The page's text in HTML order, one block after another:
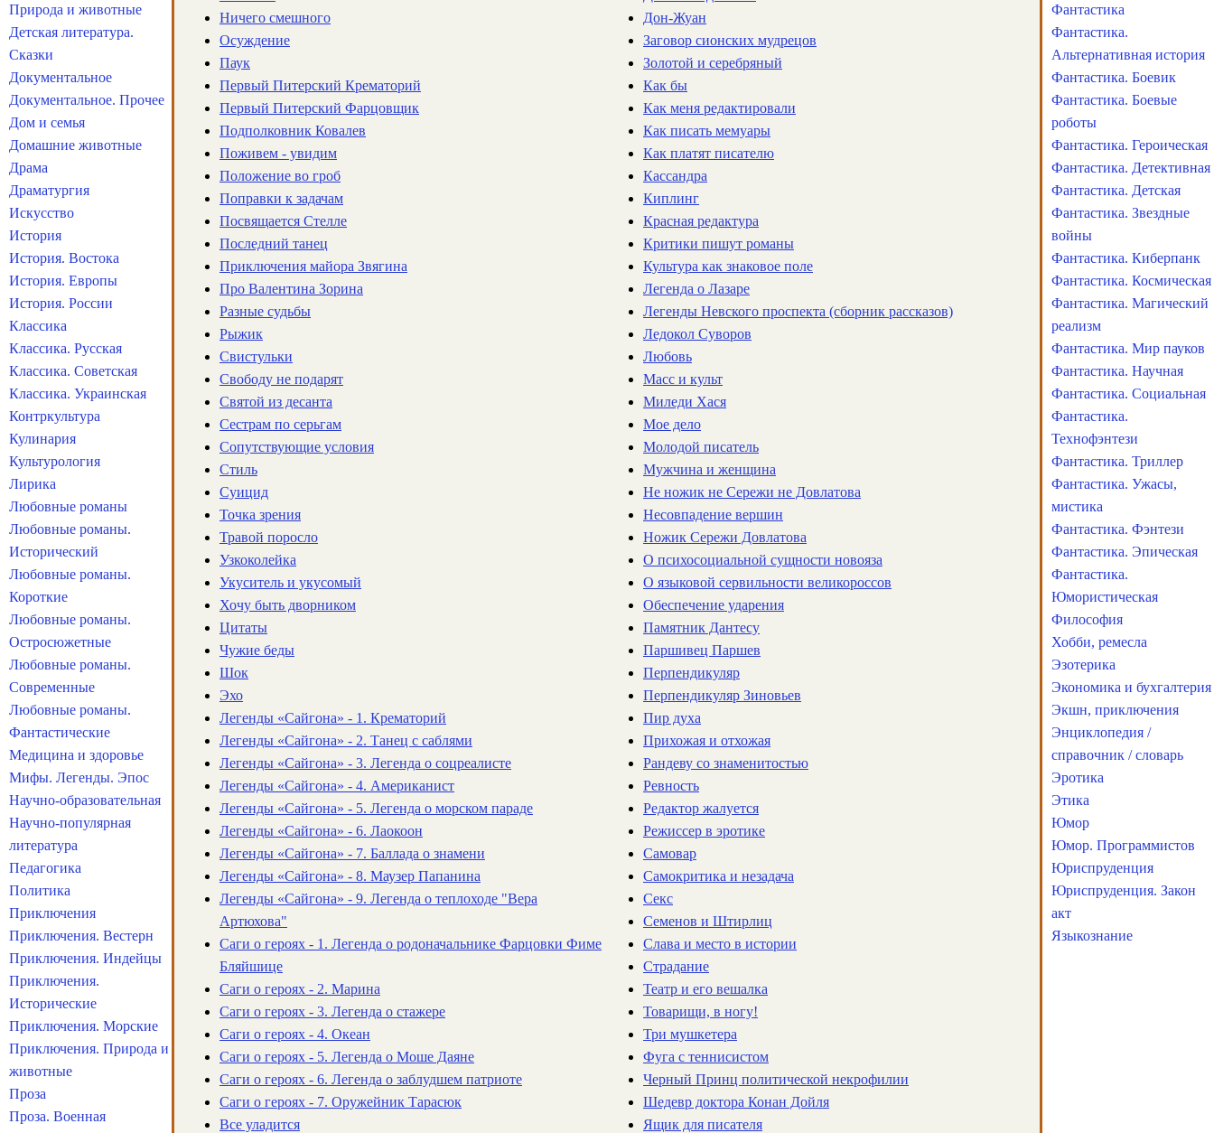
Ничего смешного
Осуждение
Паук
Первый Питерский Крематорий
Первый Питерский Фарцовщик
Подполковник Ковалев
Поживем - увидим
Положение во гроб
Поправки к задачам
Посвящается Стелле
Последний танец
Приключения майора Звягина
Про Валентина Зорина
Разные судьбы
Рыжик
Свистульки
Свободу не подарят
Святой из десанта
Сестрам по серьгам
Сопутствующие условия
Стиль
Суицид
Точка зрения
Травой поросло
Узкоколейка
Укуситель и укусомый
Хочу быть дворником
Цитаты
Чужие беды
Шок
Эхо
Легенды «Сайгона» - 1. Крематорий
Легенды «Сайгона» - 2. Танец с саблями
Легенды «Сайгона» - 3. Легенда о соцреалисте
Легенды «Сайгона» - 4. Американист
Легенды «Сайгона» - 5. Легенда о морском параде
Легенды «Сайгона» - 6. Лаокоон
Легенды «Сайгона» - 7. Баллада о знамени
Легенды «Сайгона» - 8. Маузер Папанина
Легенды «Сайгона» - 9. Легенда о теплоходе "Вера
Артюхова"
Саги о героях - 1. Легенда о родоначальнике Фарцовки Фиме
Бляйшице
Саги о героях - 2. Марина
Саги о героях - 3. Легенда о стажере
Саги о героях - 4. Океан
Саги о героях - 5. Легенда о Моше Даяне
Саги о героях - 6. Легенда о заблудшем патриоте
Саги о героях - 7. Оружейник Тарасюк
Все уладится
Дон-Жуан
Заговор сионских мудрецов
Золотой и серебряный
Как бы
Как меня редактировали
Как писать мемуары
Как платят писателю
Кассандра
Киплинг
Красная редактура
Критики пишут романы
Культура как знаковое поле
Легенда о Лазаре
Легенды Невского проспекта (сборник рассказов)
Ледокол Суворов
Любовь
Масс и культ
Миледи Хася
Мое дело
Молодой писатель
Мужчина и женщина
Не ножик не Сережи не Довлатова
Несовпадение вершин
Ножик Сережи Довлатова
О психосоциальной сущности новояза
О языковой сервильности великороссов
Обеспечение ударения
Памятник Дантесу
Паршивец Паршев
Перпендикуляр
Перпендикуляр Зиновьев
Пир духа
Прихожая и отхожая
Рандеву со знаменитостью
Ревность
Редактор жалуется
Режиссер в эротике
Самовар
Самокритика и незадача
Секс
Семенов и Штирлиц
Слава и место в истории
Страдание
Театр и его вешалка
Товарищи, в ногу!
Три мушкетера
Фуга с теннисистом
Черный Принц политической некрофилии
Шедевр доктора Конан Дойля
Ящик для писателя
Природа и животные
Детская литература.
Сказки
Документальное
Документальное. Прочее
Дом и семья
Домашние животные
Драма
Драматургия
Искусство
История
История. Востока
История. Европы
История. России
Классика
Классика. Русская
Классика. Советская
Классика. Украинская
Контркультура
Кулинария
Культурология
Лирика
Любовные романы
Любовные романы.
Исторический
Любовные романы.
Короткие
Любовные романы.
Остросюжетные
Любовные романы.
Современные
Любовные романы.
Фантастические
Медицина и здоровье
Мифы. Легенды. Эпос
Научно-образовательная
Научно-популярная
литература
Педагогика
Политика
Приключения
Приключения. Вестерн
Приключения. Индейцы
Приключения.
Исторические
Приключения. Морские
Приключения. Природа и
животные
Проза
Проза. Военная
Фантастика
Фантастика.
Альтернативная история
Фантастика. Боевик
Фантастика. Боевые
роботы
Фантастика. Героическая
Фантастика. Детективная
Фантастика. Детская
Фантастика. Звездные
войны
Фантастика. Киберпанк
Фантастика. Космическая
Фантастика. Магический
реализм
Фантастика. Мир пауков
Фантастика. Научная
Фантастика. Социальная
Фантастика.
Технофэнтези
Фантастика. Триллер
Фантастика. Ужасы,
мистика
Фантастика. Фэнтези
Фантастика. Эпическая
Фантастика.
Юмористическая
Философия
Хобби, ремесла
Эзотерика
Экономика и бухгалтерия
Экшн, приключения
Энциклопедия /
справочник / словарь
Эротика
Этика
Юмор
Юмор. Программистов
Юриспруденция
Юриспруденция. Закон
акт
Языкознание